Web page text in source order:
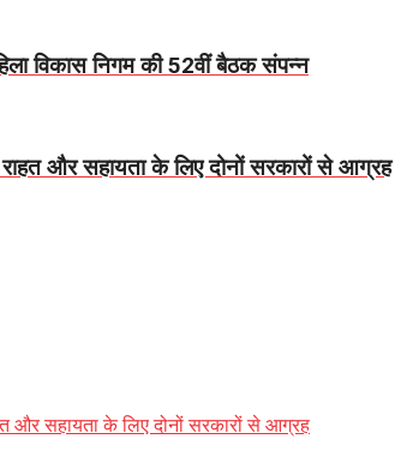
विकास निगम की 52वीं बैठक संपन्न
और सहायता के लिए दोनों सरकारों से आग्रह